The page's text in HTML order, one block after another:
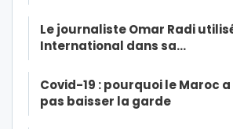
Le journaliste Omar Radi
International dans sa…
Covid-19 : pourquoi le Maroc
pas baisser la garde